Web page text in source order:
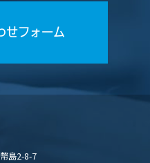
せフォーム
島2-8-7